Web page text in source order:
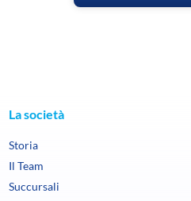
La società
Storia
Il Team
Succursali